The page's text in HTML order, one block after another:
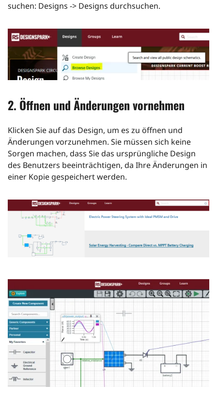
suchen: Designs -> Designs durchsuchen.
2. Öffnen und Änderungen vornehmen
Klicken Sie auf das Design, um es zu öffnen und
Änderungen vorzunehmen. Sie müssen sich keine
Sorgen machen, dass Sie das ursprüngliche Design
des Benutzers beeinträchtigen, da Ihre Änderungen in
einer Kopie gespeichert werden.